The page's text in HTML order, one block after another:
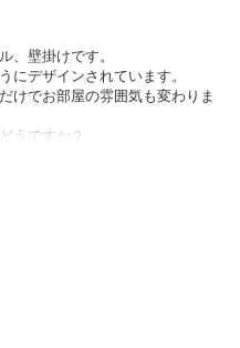
、壁掛けです。
にデザインされています。
けでお部屋の雰囲気も変わりま
うですか？
です♪
せやすいく、新築や引っ越し祝い
近くのホームセンターなどでお買